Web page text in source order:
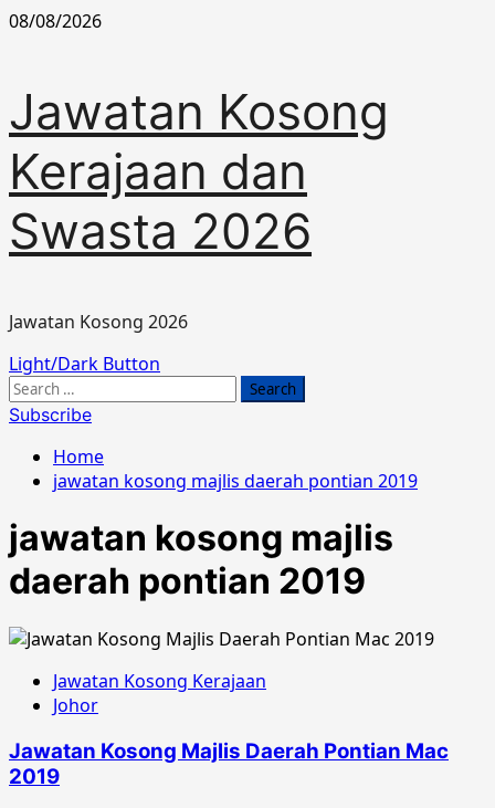
Skip
08/08/2026
Jawatan Kosong
Kerajaan dan
Swasta 2026
Jawatan Kosong 2026
Primary
Menu
Light/Dark Button
Search
for:
Subscribe
Home
jawatan kosong majlis daerah pontian 2019
jawatan kosong majlis
daerah pontian 2019
Jawatan Kosong Kerajaan
Johor
Jawatan Kosong Majlis Daerah Pontian Mac
2019